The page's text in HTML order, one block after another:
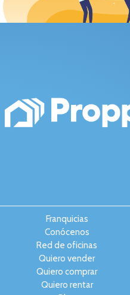
Franquicias
Conócenos
Red de oficinas
Quiero vender
Quiero comprar
Quiero rentar